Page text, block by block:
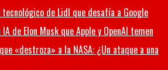
de Lidl que desafía a Google
de Elon Musk que Apple y OpenAI temen
«destroza» a la NASA: ¿Un ataque a una